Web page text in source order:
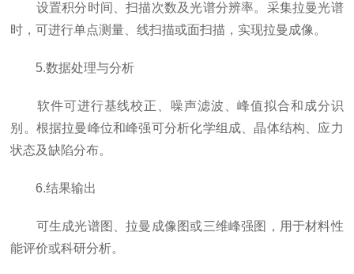
设置积分时间、扫描次数及光谱分辨率。采集拉曼光谱
时，可进行单点测量、线扫描或面扫描，实现拉曼成像。
5.数据处理与分析
软件可进行基线校正、噪声滤波、峰值拟合和成分识
别。根据拉曼峰位和峰强可分析化学组成、晶体结构、应力
状态及缺陷分布。
6.结果输出
可生成光谱图、拉曼成像图或三维峰强图，用于材料性
能评价或科研分析。